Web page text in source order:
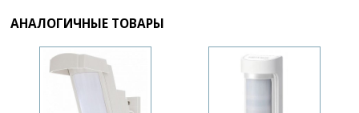
АНАЛОГИЧНЫЕ ТОВАРЫ